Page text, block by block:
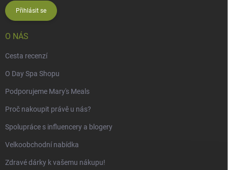
Přihlásit se
O NÁS
Cesta recenzí
O Day Spa Shopu
Podporujeme Mary's Meals
Proč nakoupit právě u nás?
Spolupráce s influencery a blogery
Velkoobchodní nabídka
Zdravé dárky k vašemu nákupu!